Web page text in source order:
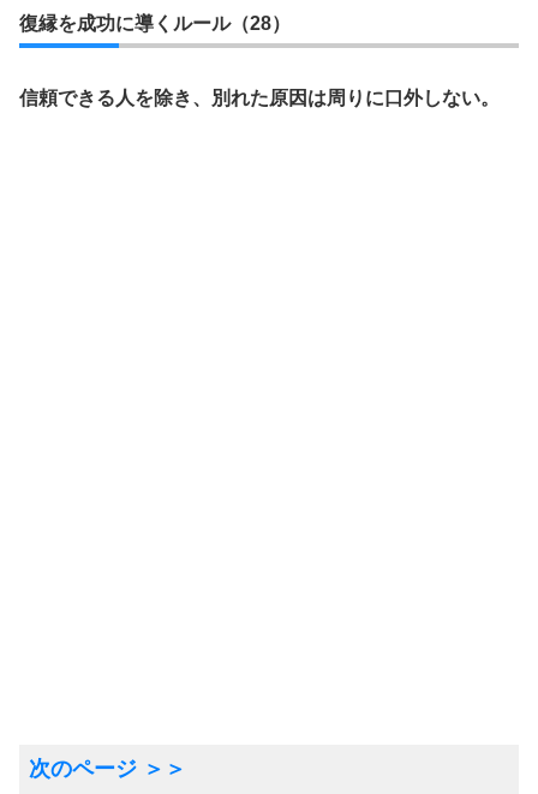
復縁を成功に導くルール（28）
信頼できる人を除き、別れた原因は周りに口外しない。